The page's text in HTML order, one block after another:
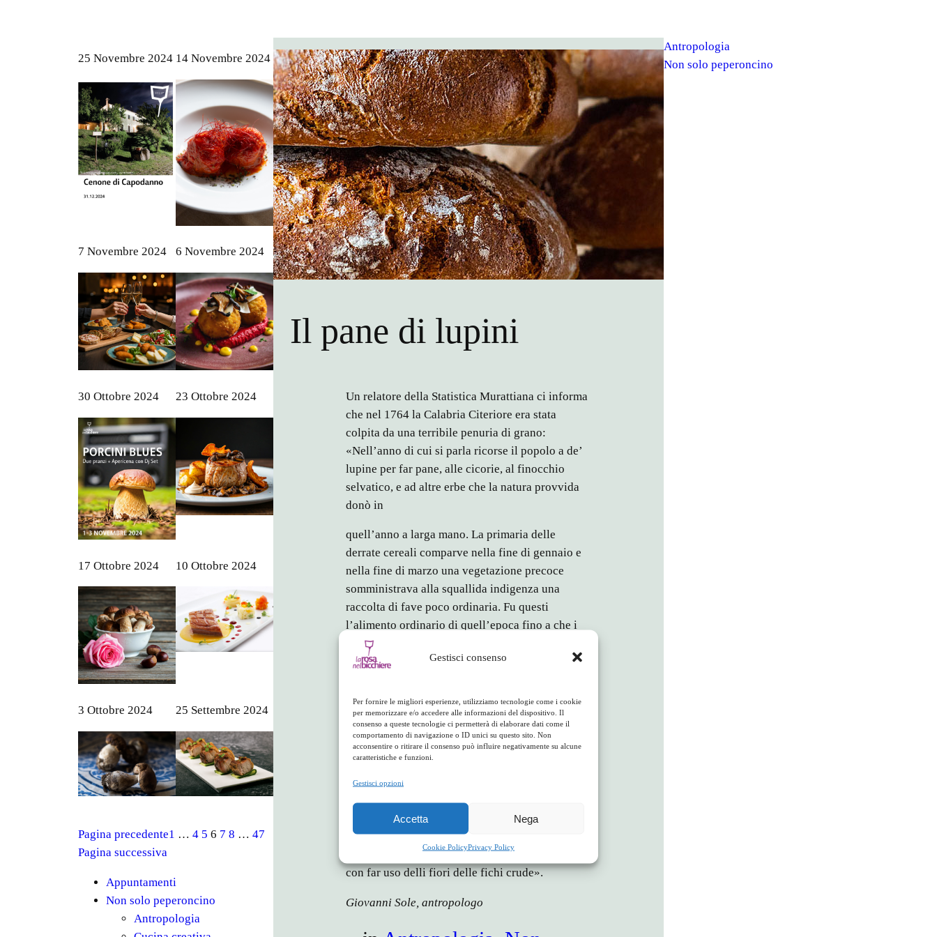
Gestisci consenso
Per fornire le migliori esperienze, utilizziamo tecnologie come i cookie
per memorizzare e/o accedere alle informazioni del dispositivo. Il
consenso a queste tecnologie ci permetterà di elaborare dati come il
comportamento di navigazione o ID unici su questo sito. Non
acconsentire o ritirare il consenso può influire negativamente su alcune
caratteristiche e funzioni.
Gestisci opzioni
Accetta Nega
Cookie PolicyPrivacy Policy
25 Novembre 2024 14 Novembre 2024
7 Novembre 2024 6 Novembre 2024
30 Ottobre 2024 23 Ottobre 2024
17 Ottobre 2024 10 Ottobre 2024
3 Ottobre 2024 25 Settembre 2024
Pagina precedente1 … 4 5 6 7 8 … 47
Pagina successiva
Appuntamenti
Non solo peperoncino
Antropologia
Il pane di lupini
Un relatore della Statistica Murattiana ci informa
che nel 1764 la Calabria Citeriore era stata
colpita da una terribile penuria di grano:
«Nell’anno di cui si parla ricorse il popolo a de’
lupine per far pane, alle cicorie, al finocchio
selvatico, e ad altre erbe che la natura provvida
donò in
quell’anno a larga mano. La primaria delle
derrate cereali comparve nella fine di gennaio e
nella fine di marzo una vegetazione precoce
somministrava alla squallida indigenza una
raccolta di fave poco ordinaria. Fu questi
l’alimento ordinario di quell’epoca fino a che i
grani non vennero trasportati dalle Puglie».
quale «tutti gli individui di Aiello e Casale di
Terrati tentarono nei principi di marzo, di
provedersi in nuovi luoghi, e specialmente
nell’altra provincia di Calabria Ultra, ma
essendovi ivi impedito il commercio per li grandi
assassini che vi si commetterono sono stati
costretti ad assaggiar la fame (…) moltissimi
individui di Aiello e Terrati si sono totalmente
estenuati dalla fame, che sono arrivati a vivere,
con far uso delli fiori delle fichi crude».
Giovanni Sole, antropologo
Antropologia
Non solo peperoncino